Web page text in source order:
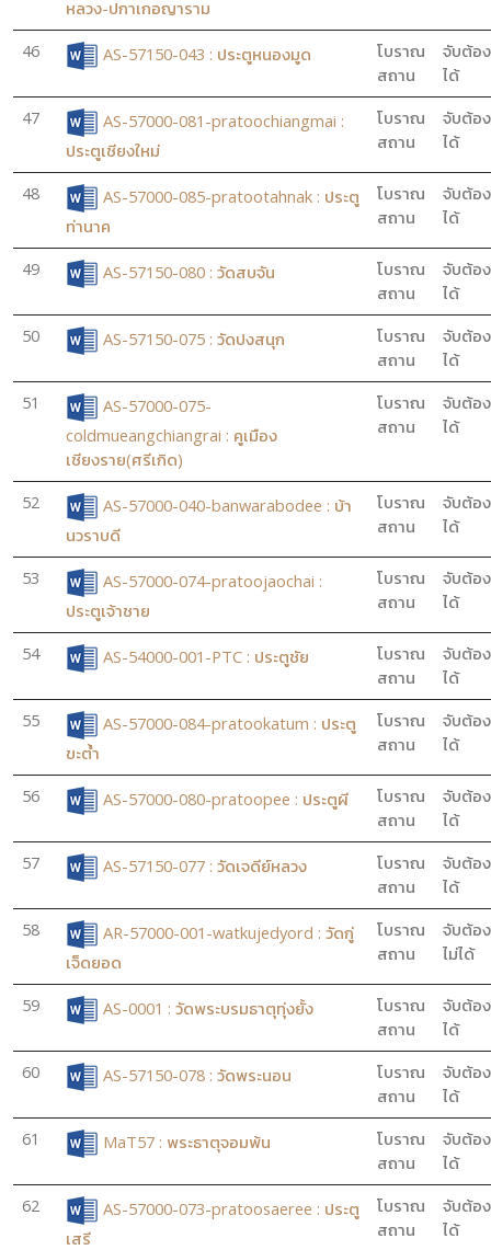
หลวง-ปกาเกอญาราม
46
AS-57150-043 : ประตูหนองมูด
โบราณ
สถาน
จับต้อง
ได้
47
AS-57000-081-pratoochiangmai :
ประตูเชียงใหม่
โบราณ
สถาน
จับต้อง
ได้
48
AS-57000-085-pratootahnak : ประตู
ท่านาค
โบราณ
สถาน
จับต้อง
ได้
49 AS-57150-080 : วัดสบจัน
โบราณ
สถาน
จับต้อง
ได้
50
AS-57150-075 : วัดปงสนุก
โบราณ
สถาน
จับต้อง
ได้
51
AS-57000-075-
coldmueangchiangrai : คูเมือง
เชียงราย(ศรีเกิด)
โบราณ
สถาน
จับต้อง
ได้
52
AS-57000-040-banwarabodee : บ้า
นวราบดี
โบราณ
สถาน
จับต้อง
ได้
53
AS-57000-074-pratoojaochai :
ประตูเจ้าชาย
โบราณ
สถาน
จับต้อง
ได้
54 AS-54000-001-PTC : ประตูชัย
โบราณ
สถาน
จับต้อง
ได้
55
AS-57000-084-pratookatum : ประตู
ขะต้ำ
โบราณ
สถาน
จับต้อง
ได้
56 AS-57000-080-pratoopee : ประตูผี
โบราณ
สถาน
จับต้อง
ได้
57
AS-57150-077 : วัดเจดีย์หลวง
โบราณ
สถาน
จับต้อง
ได้
58
AR-57000-001-watkujedyord : วัดกู่
เจ็ดยอด
โบราณ
สถาน
จับต้อง
ไม่ได้
59 AS-0001 : วัดพระบรมธาตุทุ่งยั้ง
โบราณ
สถาน
จับต้อง
ได้
60
AS-57150-078 : วัดพระนอน
โบราณ
สถาน
จับต้อง
ได้
61
MaT57 : พระธาตุจอมพ้น
โบราณ
สถาน
จับต้อง
ได้
62
AS-57000-073-pratoosaeree : ประตู
เสรี
โบราณ
สถาน
จับต้อง
ได้